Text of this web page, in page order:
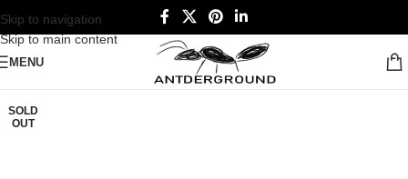
Skip to navigation
Skip to main content
MENU
SOLD
OUT